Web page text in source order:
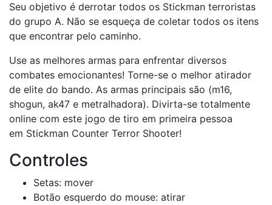
Seu objetivo é derrotar todos os Stickman terroristas
do grupo A. Não se esqueça de coletar todos os itens
que encontrar pelo caminho.
Use as melhores armas para enfrentar diversos
combates emocionantes! Torne-se o melhor atirador
de elite do bando. As armas principais são (m16,
shogun, ak47 e metralhadora). Divirta-se totalmente
online com este jogo de tiro em primeira pessoa
em Stickman Counter Terror Shooter!
Controles
Setas: mover
Botão esquerdo do mouse: atirar